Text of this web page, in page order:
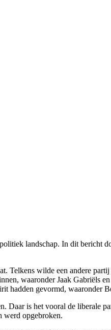
landschap. In dit bericht
Telkens wilde een andere
waaronder Jaak Gabriëls
hadden gevormd,
Daar is het vooral de liberale
werd opgebroken.